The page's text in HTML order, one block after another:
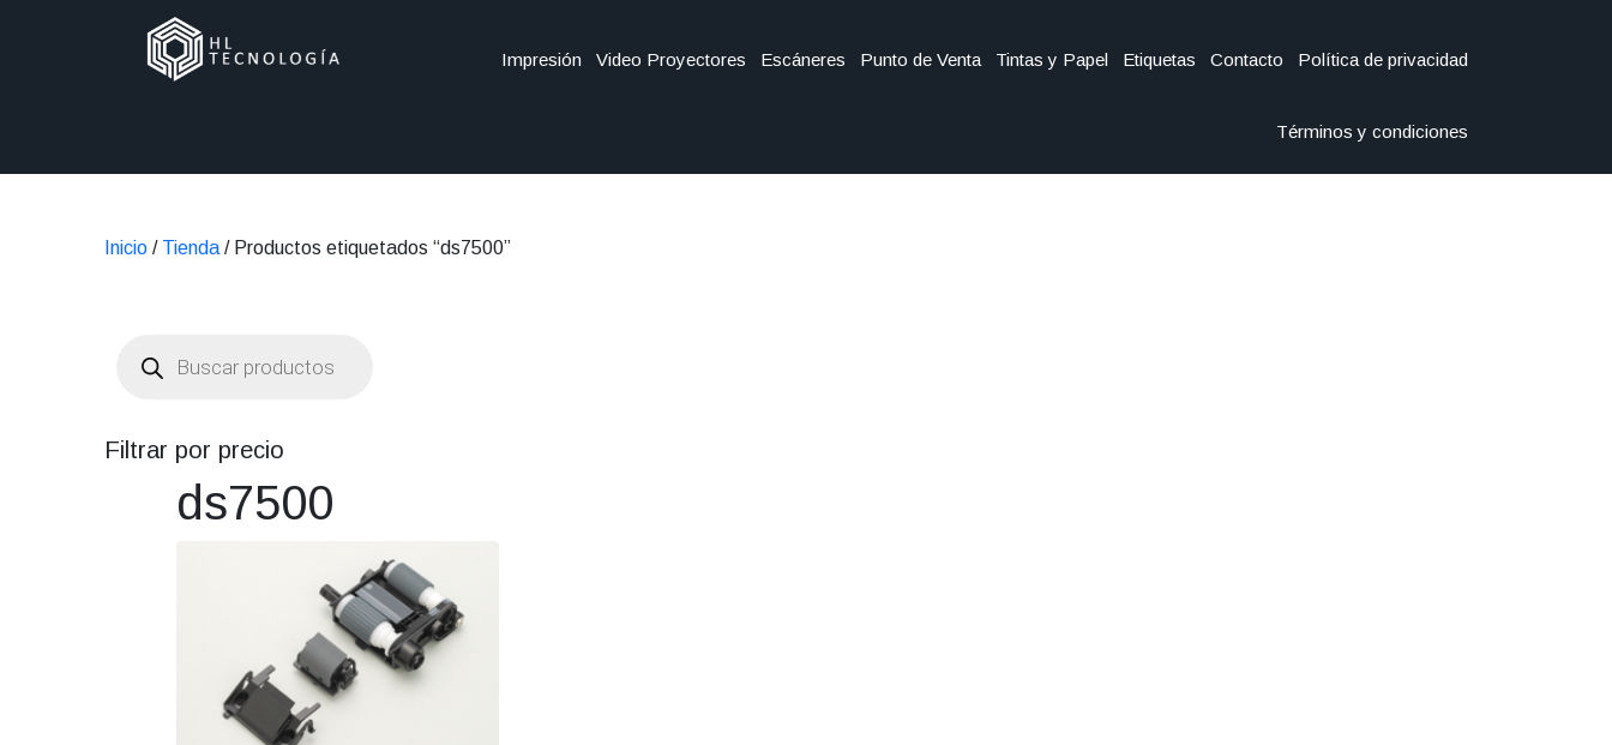
Impresión Video Proyectores Escáneres Punto de Venta Tintas y Papel Etiquetas Contacto Política de privacidad
Términos y condiciones
Inicio / Tienda / Productos etiquetados “ds7500”
productos
Filtrar por precio
ds7500